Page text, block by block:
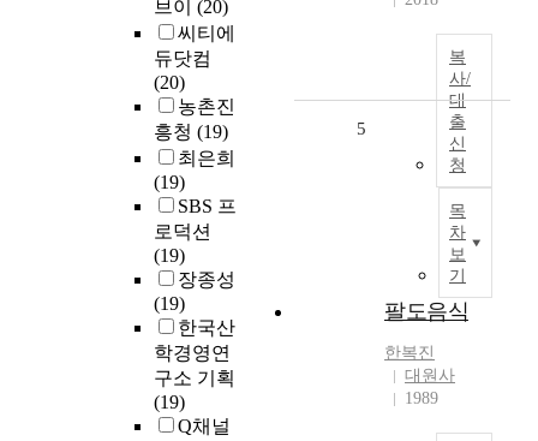
브이 (20)
씨티에
듀닷컴
(20)
농촌진
흥청 (19)
최은희
(19)
SBS 프
로덕션
(19)
장종성
(19)
한국산
학경영연
구소 기획
(19)
Q채널
복
사/
대
출
신
청
목
차
보
기
5
팔도음식
한복진
대원사
1989